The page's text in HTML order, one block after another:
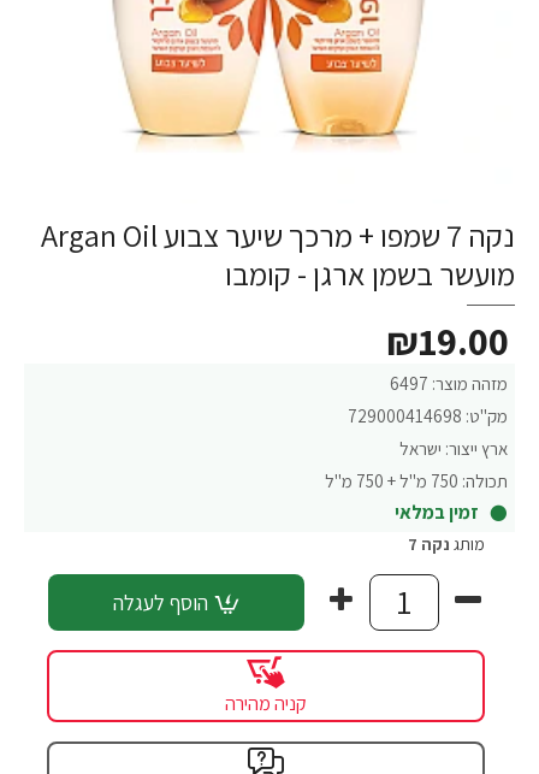
נקה 7 שמפו + מרכך שיער צבוע Argan Oil
מועשר בשמן ארגן - קומבו
מזהה מוצר: 6497
מק"ט: 729000414698
ארץ ייצור: ישראל
תכולה: 750 מ"ל + 750 מ"ל
זמין במלאי
₪19.00
מותג נקה 7
הוסף לעגלה
קניה מהירה